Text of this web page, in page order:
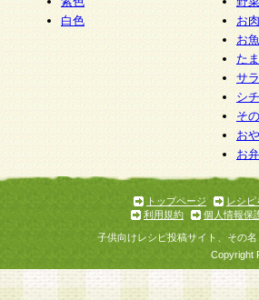
しません が、提供されないこと
等をご利用いただけない場合があ
様から当社が保有している個人情
等を求められた場合には、ご本人
合に限り、法令に準拠して合理的
なお、開示 請求等の請求先は個
本規約等を承諾のうえ、当社所定の
認した者、グループとします。な
る場合は会員登録をすることがで
白色
お
お
た
サ
シ
そ
お
お
トップページ
レシピ
利用規約
個人情報保
子供向けレシピ投稿サイト、その
Copyright